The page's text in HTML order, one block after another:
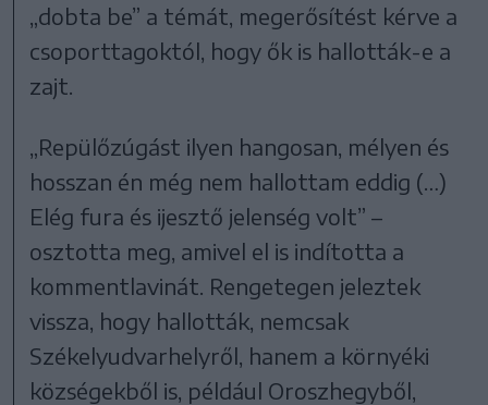
„dobta be” a témát, megerősítést kérve a
csoporttagoktól, hogy ők is hallották-e a
zajt.
„Repülőzúgást ilyen hangosan, mélyen és
hosszan én még nem hallottam eddig (…)
Elég fura és ijesztő jelenség volt” –
osztotta meg, amivel el is indította a
kommentlavinát. Rengetegen jeleztek
vissza, hogy hallották, nemcsak
Székelyudvarhelyről, hanem a környéki
községekből is, például Oroszhegyből,